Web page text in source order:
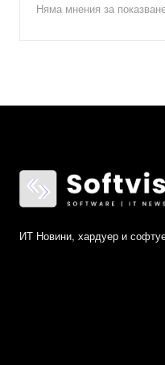
Няма мнения за
ИТ Новини, хардуер и